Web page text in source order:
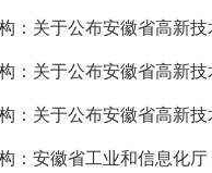
：关于公布安徽省高新
：关于公布安徽省高新
：关于公布安徽省高新
：安徽省工业和信息化